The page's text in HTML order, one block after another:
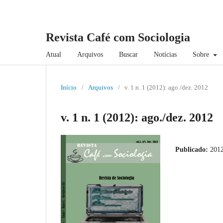
Revista Café com Sociologia
Atual Arquivos Buscar Notícias Sobre
Início / Arquivos / v. 1 n. 1 (2012): ago./dez. 2012
v. 1 n. 1 (2012): ago./dez. 2012
Publicado: